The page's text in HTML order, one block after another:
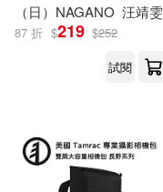
（日） NAGANO 汪靖雯
87 折 $219 $252
試閱